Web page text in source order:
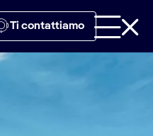
Ti contattiamo